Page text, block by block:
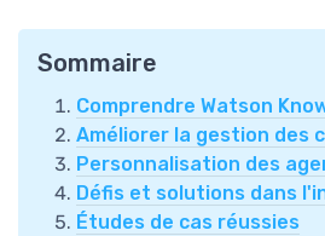
Sommaire
Comprendre Watson
Améliorer la gestion des
Personnalisation des
Défis et solutions dans
Études de cas réussies